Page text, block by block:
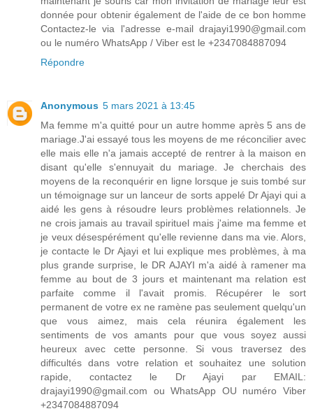
donnée pour obtenir également de l'aide de ce bon homme
Contactez-le via l'adresse e-mail drajayi1990@gmail.com
ou le numéro WhatsApp / Viber est le +2347084887094
Répondre
Anonymous 5 mars 2021 à 13:45
Ma femme m'a quitté pour un autre homme après 5 ans de
mariage.J'ai essayé tous les moyens de me réconcilier avec
elle mais elle n'a jamais accepté de rentrer à la maison en
disant qu'elle s'ennuyait du mariage. Je cherchais des
moyens de la reconquérir en ligne lorsque je suis tombé sur
un témoignage sur un lanceur de sorts appelé Dr Ajayi qui a
aidé les gens à résoudre leurs problèmes relationnels. Je
ne crois jamais au travail spirituel mais j'aime ma femme et
je veux désespérément qu'elle revienne dans ma vie. Alors,
je contacte le Dr Ajayi et lui explique mes problèmes, à ma
plus grande surprise, le DR AJAYI m'a aidé à ramener ma
femme au bout de 3 jours et maintenant ma relation est
parfaite comme il l'avait promis. Récupérer le sort
permanent de votre ex ne ramène pas seulement quelqu'un
que vous aimez, mais cela réunira également les
sentiments de vos amants pour que vous soyez aussi
heureux avec cette personne. Si vous traversez des
difficultés dans votre relation et souhaitez une solution
rapide, contactez le Dr Ajayi par EMAIL:
drajayi1990@gmail.com ou WhatsApp OU numéro Viber
+2347084887094